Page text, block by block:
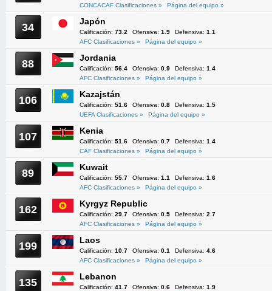
CONCACAF Clasificaciones »
Página del equipo »
34 Japón
Calificación: 73.2 Ofensiva: 1.9 Defensiva: 1.1
AFC Clasificaciones »
Página del equipo »
88 Jordania
Calificación: 56.4 Ofensiva: 0.9 Defensiva: 1.4
AFC Clasificaciones »
Página del equipo »
106 Kazajstán
Calificación: 51.6 Ofensiva: 0.8 Defensiva: 1.5
UEFA Clasificaciones »
Página del equipo »
107 Kenia
Calificación: 51.6 Ofensiva: 0.7 Defensiva: 1.4
CAF Clasificaciones »
Página del equipo »
89 Kuwait
Calificación: 55.7 Ofensiva: 1.1 Defensiva: 1.6
AFC Clasificaciones »
Página del equipo »
162 Kyrgyz Republic
Calificación: 29.7 Ofensiva: 0.5 Defensiva: 2.7
AFC Clasificaciones »
Página del equipo »
199 Laos
Calificación: 10.7 Ofensiva: 0.1 Defensiva: 4.6
AFC Clasificaciones »
Página del equipo »
135 Lebanon
Calificación: 41.7 Ofensiva: 0.6 Defensiva: 1.9